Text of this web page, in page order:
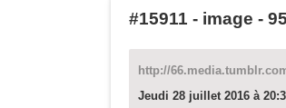
#15911 - image -
http://
Jeudi 28 juillet 2016 à